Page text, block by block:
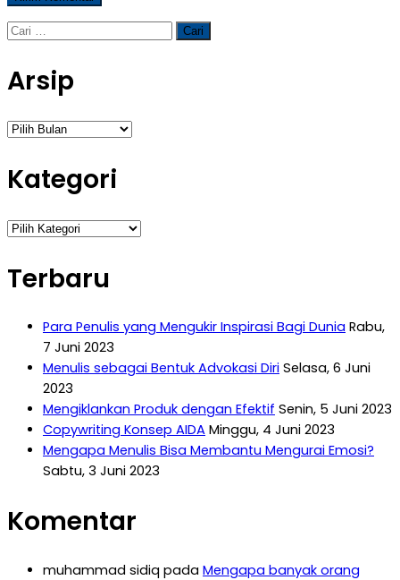
Cari
Arsip
Arsip
Kategori
Kategori
Terbaru
Para Penulis yang Mengukir Inspirasi Bagi Dunia Rabu,
7 Juni 2023
Menulis sebagai Bentuk Advokasi Diri Selasa, 6 Juni
2023
Mengiklankan Produk dengan Efektif Senin, 5 Juni 2023
Copywriting Konsep AIDA Minggu, 4 Juni 2023
Mengapa Menulis Bisa Membantu Mengurai Emosi?
Sabtu, 3 Juni 2023
Komentar
muhammad sidiq pada Mengapa banyak orang